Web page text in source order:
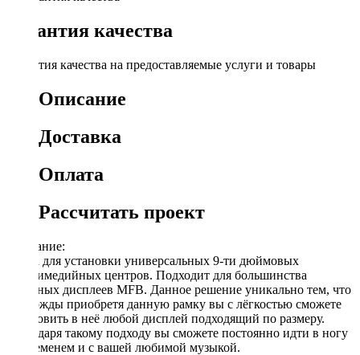
Гарантия качества
Гарантия качества на предоставляемые услуги и товары
Описание
Доставка
Оплата
Рассчитать проект
Описание:
Рамка для установки универсальных 9-ти дюймовых
мультимедийных центров. Подходит для большинства
овальных дисплеев MFB. Данное решение уникально тем, что
единожды приобретя данную рамку вы с лёгкостью сможете
установить в неё любой дисплей подходящий по размеру.
Благодаря такому подходу вы сможете постоянно идти в ногу
со временем и с вашей любимой музыкой.